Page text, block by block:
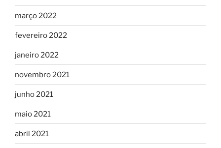
março 2022
fevereiro 2022
janeiro 2022
novembro 2021
junho 2021
maio 2021
abril 2021